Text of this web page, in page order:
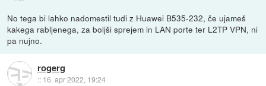
No tega bi lahko nadomestil tudi z Huawei B535-232, če ujameš
kakega rabljenega, za boljši sprejem in LAN porte ter L2TP VPN, ni
pa nujno.
rogerg
:: 16. apr 2022, 19:24